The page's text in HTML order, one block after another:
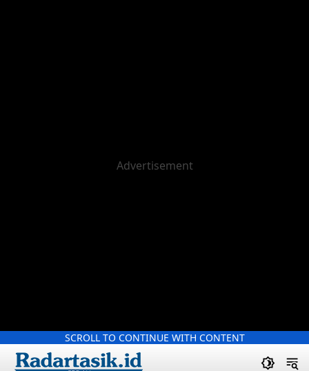
SCROLL TO CONTINUE WITH CONTENT